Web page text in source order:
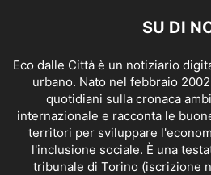
SU DI
Eco dalle Città è un notiziario
urbano. Nato nel febbraio
quotidiani sulla cronaca
internazionale e racconta le
territori per sviluppare
l'inclusione sociale. È una
tribunale di Torino (iscrizione